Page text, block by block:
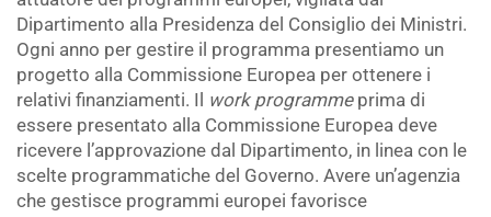
Dipartimento alla Presidenza del Consiglio dei Ministri.
Ogni anno per gestire il programma presentiamo un
progetto alla Commissione Europea per ottenere i
relativi finanziamenti. Il work programmeprima di
essere presentato alla Commissione Europea deve
ricevere l’approvazione dal Dipartimento, in linea con le
scelte programmatiche del Governo. Avere un’agenzia
che gestisce programmi europei favorisce